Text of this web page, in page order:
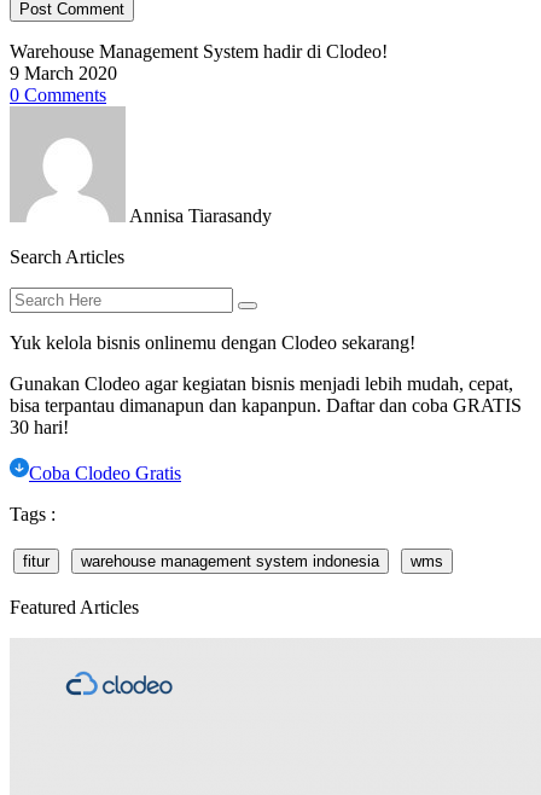
Warehouse Management System hadir di Clodeo!
9 March 2020
0 Comments
Annisa Tiarasandy
Search Articles
Yuk kelola bisnis onlinemu dengan Clodeo sekarang!
Gunakan Clodeo agar kegiatan bisnis menjadi lebih mudah, cepat,
bisa terpantau dimanapun dan kapanpun. Daftar dan coba GRATIS
30 hari!
Coba Clodeo Gratis
Tags :
fitur warehouse management system indonesia wms
Featured Articles